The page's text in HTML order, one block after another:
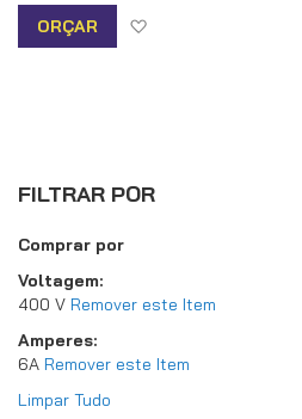
ORÇAR
FILTRAR POR
Comprar por
Voltagem
400 V Remover este Item
Amperes
6A Remover este Item
Limpar Tudo